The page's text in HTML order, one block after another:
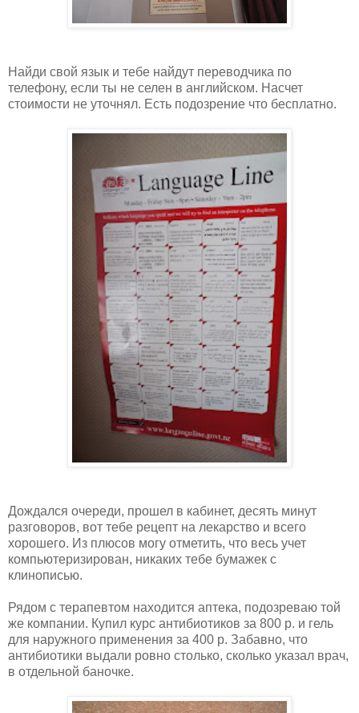
Найди свой язык и тебе найдут переводчика по
телефону, если ты не селен в английском. Насчет
стоимости не уточнял. Есть подозрение что бесплатно.
Дождался очереди, прошел в кабинет, десять минут
разговоров, вот тебе рецепт на лекарство и всего
хорошего. Из плюсов могу отметить, что весь учет
компьютеризирован, никаких тебе бумажек с
клинописью.
Рядом с терапевтом находится аптека, подозреваю той
же компании. Купил курс антибиотиков за 800 р. и гель
для наружного применения за 400 р. Забавно, что
антибиотики выдали ровно столько, сколько указал врач,
в отдельной баночке.